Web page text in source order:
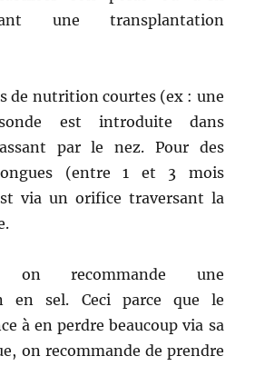
une transplantation
de nutrition courtes (ex : une
est introduite dans
par le nez. Pour des
(entre 1 et 3 mois
via un orifice traversant la
on recommande une
en sel. Ceci parce que le
à en perdre beaucoup via sa
on recommande de prendre